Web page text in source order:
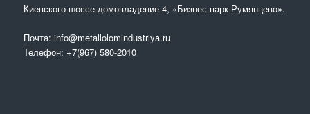
Киевского шоссе домовладение 4, «Бизнес-парк Румянцево».
Почта: info@metallolomindustriya.ru
Телефон: +7(967) 580-2010